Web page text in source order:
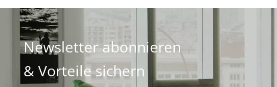
Newsletter abonnieren
& Vorteile sichern